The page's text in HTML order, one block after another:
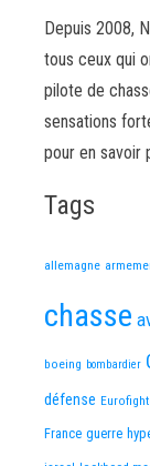
Depuis 2008,
tous ceux qui
pilote de
sensations
pour en savoir
Tags
allemagne
chasse
boeing bombardier
défense
France guerre